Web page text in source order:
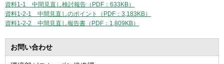
資料1-1 中間見直し検討報告（PDF：633KB）
資料1-2-1 中間見直しのポイント（PDF：3,183KB）
資料1-2-2 中間見直し報告書（PDF：1,809KB）
お問い合わせ